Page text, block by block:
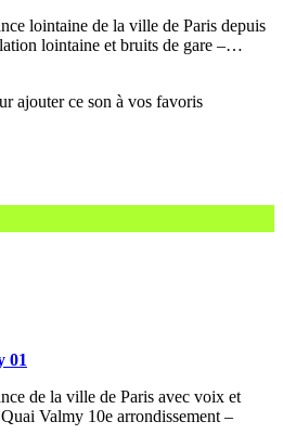
lointaine de la ville de Paris depuis
lointaine et bruits de gare –…
01
de la ville de Paris avec voix et
Valmy 10e arrondissement –